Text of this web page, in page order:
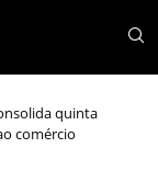
quinta
comércio